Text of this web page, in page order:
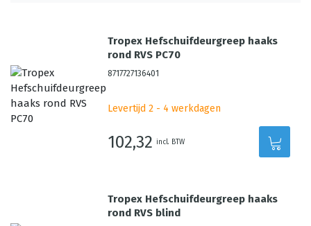
Tropex Hefschuifdeurgreep haaks
rond RVS PC70
8717727136401
Levertijd 2 - 4 werkdagen
102,32 incl. BTW
Tropex Hefschuifdeurgreep haaks
rond RVS blind